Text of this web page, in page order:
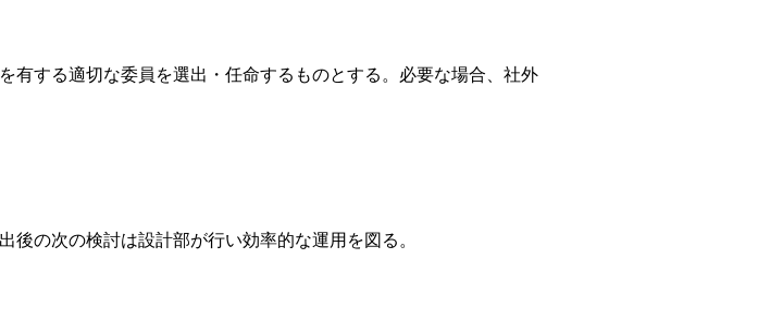
する適切な委員を選出・任命するものとする。必要な場合、社外
の次の検討は設計部が行い効率的な運用を図る。